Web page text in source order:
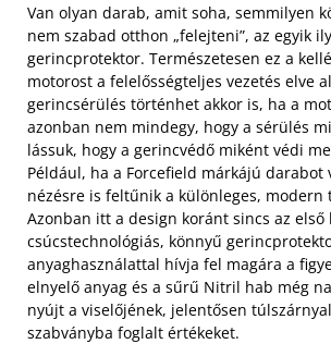
Van olyan darab, amit soha, semmilyen
nem szabad otthon „felejteni”, az egyik
gerincprotektor. Természetesen ez a
motorost a felelősségteljes vezetés elve
gerincsérülés történhet akkor is, ha a
azonban nem mindegy, hogy a sérülés
lássuk, hogy a gerincvédő miként védi
Például, ha a Forcefield márkájú darabot
nézésre is feltűnik a különleges, modern
Azonban itt a design koránt sincs az első
csúcstechnológiás, könnyű
anyaghasználattal hívja fel magára a
elnyelő anyag és a sűrű Nitril hab még
nyújt a viselőjének, jelentősen
szabványba foglalt értékeket.